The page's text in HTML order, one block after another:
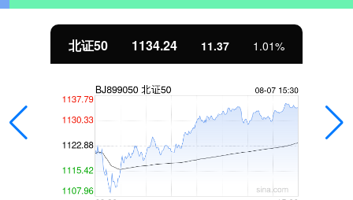
北证50 1134.24 11.37 1.01%